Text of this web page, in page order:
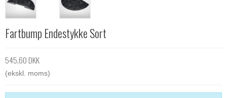
Fartbump Endestykke Sort
545,60 DKK
(ekskl. moms)